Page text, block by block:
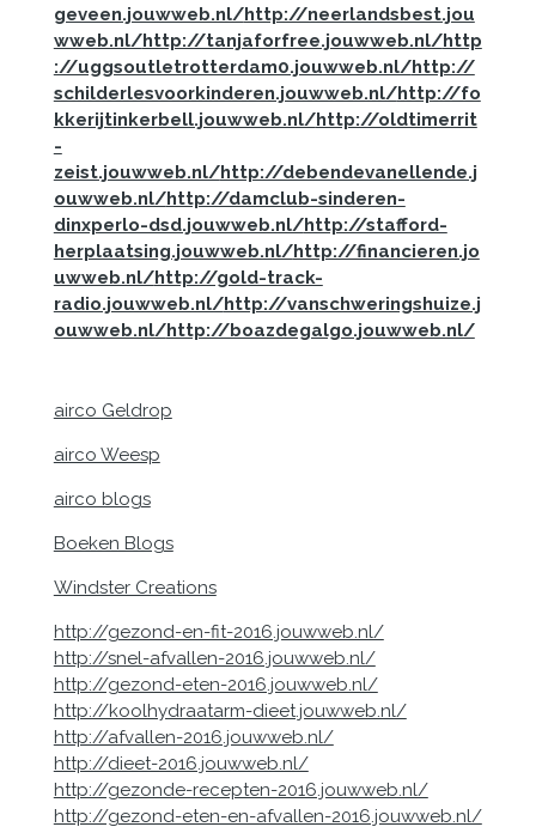
geveen.jouwweb.nl/http://neerlandsbest.jou
wweb.nl/http://tanjaforfree.jouwweb.nl/http
://uggsoutletrotterdam0.jouwweb.nl/http://
schilderlesvoorkinderen.jouwweb.nl/http://fo
kkerijtinkerbell.jouwweb.nl/http://oldtimerrit
-
zeist.jouwweb.nl/http://debendevanellende.j
ouwweb.nl/http://damclub-sinderen-
dinxperlo-dsd.jouwweb.nl/http://stafford-
herplaatsing.jouwweb.nl/http://financieren.jo
uwweb.nl/http://gold-track-
radio.jouwweb.nl/http://vanschweringshuize.j
ouwweb.nl/http://boazdegalgo.jouwweb.nl/
airco Geldrop
airco Weesp
airco blogs
Boeken Blogs
Windster Creations
http://gezond-en-fit-2016.jouwweb.nl/
http://snel-afvallen-2016.jouwweb.nl/
http://gezond-eten-2016.jouwweb.nl/
http://koolhydraatarm-dieet.jouwweb.nl/
http://afvallen-2016.jouwweb.nl/
http://dieet-2016.jouwweb.nl/
http://gezonde-recepten-2016.jouwweb.nl/
http://gezond-eten-en-afvallen-2016.jouwweb.nl/